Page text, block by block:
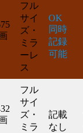
フル
サイ
ズ・
ミラ
ーレ
ス
OK
同時
記録
可能
フル
サイ
ズ・
ミラ
記載
なし